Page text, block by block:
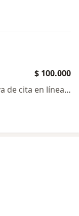
$ 100.000
Este especialista no ofrece reserva de cita en línea en esta dirección.